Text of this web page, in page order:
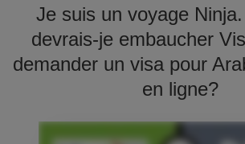
Je suis un voyage
devrais-je embaucher
demander un visa pour
en ligne?